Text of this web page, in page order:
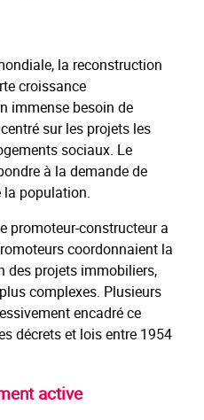
la reconstruction
croissance
immense besoin de
sur les projets les
sociaux. Le
à la demande de
la population.
promoteur-constructeur a
coordonnaient la
des projets immobiliers,
complexes. Plusieurs
encadré ce
décrets et lois entre 1954
active